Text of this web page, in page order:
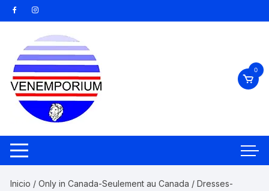
Saltar
al
contenido
0
Inicio /Only in Canada-Seulement au Canada /Dresses-